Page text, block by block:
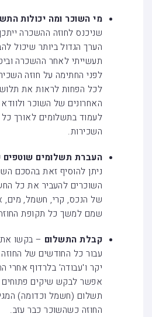
מי השוכר ומה יכולות
שניכנס לחוזה ההשכרה
הערך הגדול ביותר שיכול
תעשייתי לאחר ההשכרה
לפני החתימה על חוזה
לכל הפחות לראות את
האחרונים של השוכר
לעמוד בתשלומים לאורך כל
השכירות.
העברת תשלומים
ניתן להוסיף זאת בהסכם
השוכרים להעביר את כל
של הנכס, קרי, חשמל, מים,
שמם למשך כל תקופת
קבלת התשלום – בקשו
עבור כל החודשים של
יקר ו'עבודה' בלרדוף אחרי
אפשר לבקש שיקים
תשלום (חשמל וכדומה)
החוזה כשהשוכר כבר עזב.